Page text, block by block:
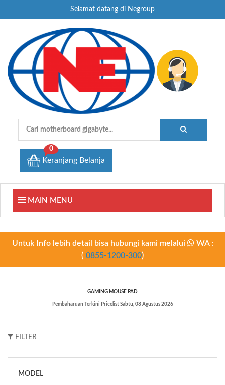
Selamat datang di Negroup
Keranjang Belanja
0
MAIN MENU
Untuk Info lebih detail bisa hubungi kami melalui
WA :
( 0855-1200-300)
GAMING MOUSE PAD
Pembaharuan Terkini Pricelist Sabtu, 08 Agustus 2026
FILTER
MODEL